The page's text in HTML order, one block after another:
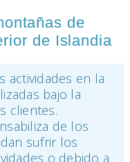
actividades en la
bajo la
clientes.
de los
sufrir los
o debido a